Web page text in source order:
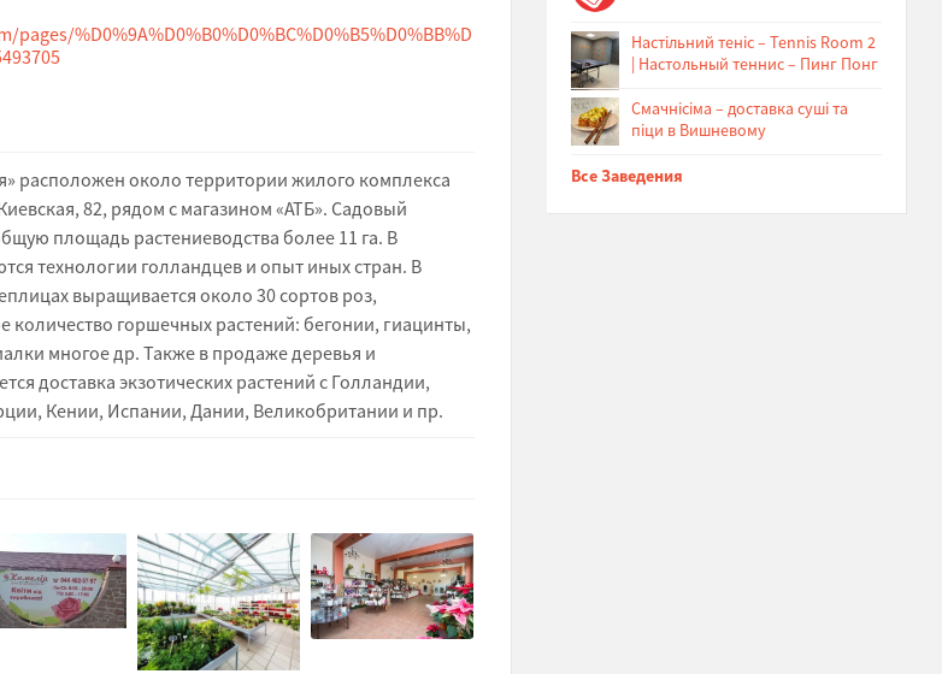
%D0%9A%D0%B0%D0%BC%D0%B5%D0%BB%D
расположен около территории жилого комплекса
82, рядом с магазином «АТБ». Садовый
площадь растениеводства более 11 га. В
технологии голландцев и опыт иных стран. В
выращивается около 30 сортов роз,
количество горшечных растений: бегонии, гиацинты,
многое др. Также в продаже деревья и
доставка экзотических растений с Голландии,
Кении, Испании, Дании, Великобритании и пр.
Настільний теніс – Tennis Room 2
| Настольный теннис – Пинг Понг
Cмачнісіма – доставка суші та
піци в Вишневому
Все Заведения